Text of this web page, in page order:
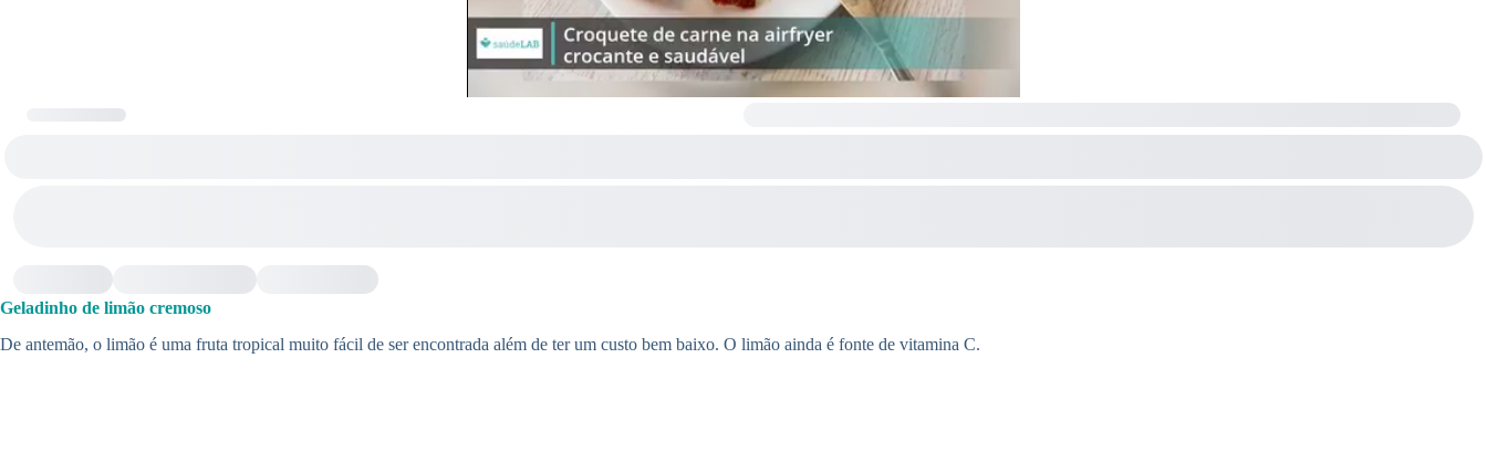
Geladinho de limão cremoso
De antemão, o limão é uma fruta tropical muito fácil de ser encontrada além de ter um custo bem baixo. O limão ainda é fonte de vitamina C.